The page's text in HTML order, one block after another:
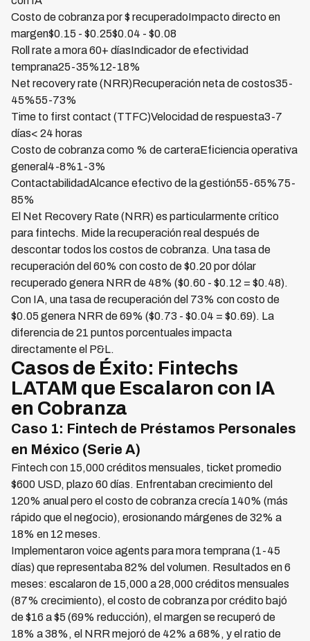
Costo de cobranza por $ recuperadoImpacto directo en
margen$0.15 - $0.25$0.04 - $0.08
Roll rate a mora 60+ díasIndicador de efectividad
temprana25-35%12-18%
Net recovery rate (NRR)Recuperación neta de costos35-
45%55-73%
Time to first contact (TTFC)Velocidad de respuesta3-7
días< 24 horas
Costo de cobranza como % de carteraEficiencia operativa
general4-8%1-3%
ContactabilidadAlcance efectivo de la gestión55-65%75-
85%
El Net Recovery Rate (NRR) es particularmente crítico
para fintechs. Mide la recuperación real después de
descontar todos los costos de cobranza. Una tasa de
recuperación del 60% con costo de $0.20 por dólar
recuperado genera NRR de 48% ($0.60 - $0.12 = $0.48).
Con IA, una tasa de recuperación del 73% con costo de
$0.05 genera NRR de 69% ($0.73 - $0.04 = $0.69). La
diferencia de 21 puntos porcentuales impacta
directamente el P&L.
Casos de Éxito: Fintechs
LATAM que Escalaron con IA
en Cobranza
Caso 1: Fintech de Préstamos Personales
en México (Serie A)
Fintech con 15,000 créditos mensuales, ticket promedio
$600 USD, plazo 60 días. Enfrentaban crecimiento del
120% anual pero el costo de cobranza crecía 140% (más
rápido que el negocio), erosionando márgenes de 32% a
18% en 12 meses.
Implementaron voice agents para mora temprana (1-45
días) que representaba 82% del volumen. Resultados en 6
meses: escalaron de 15,000 a 28,000 créditos mensuales
(87% crecimiento), el costo de cobranza por crédito bajó
de $16 a $5 (69% reducción), el margen se recuperó de
18% a 38%, el NRR mejoró de 42% a 68%, y el ratio de